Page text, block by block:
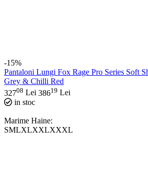
-15%
Pantaloni Lungi Fox Rage Pro Series Soft
Grey & Chilli Red
32708 Lei 38619 Lei
in stoc
Marime Haine:
SMLXLXXLXXXL